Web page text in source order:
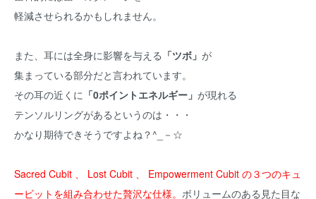
軽減させられるかもしれません。
また、耳には全身に影響を与える 「ツボ」 が
集まっている部分だと言われています。
その耳の近くに 「0ポイントエネルギー」 が現れる
テンソルリングがあるというのは・・・
かなり期待できそうですよね？^_－☆
Sacred Cubit 、 Lost Cubit 、 Empowerment Cubit の３つのキュ
ービットを組み合わせた贅沢な仕様。 ボリュームのある見た目な